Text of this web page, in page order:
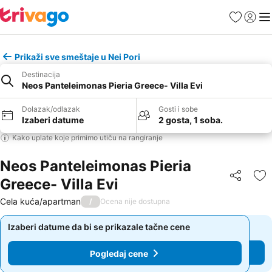
FavoritiPrijavi
Prikaži sve smeštaje u Nei Pori
Destinacija
Neos Panteleimonas Pieria Greece- Villa Evi
Dolazak/odlazak
Izaberi datume
Gosti i sobe
2 gosta, 1 soba.
Kako uplate koje primimo utiču na rangiranje
Neos Panteleimonas Pieria
Greece- Villa Evi
Deli
Cela kuća/apartman / Ocena nije dostupna
Izaberi datume da bi se prikazale tačne cene
Pogledaj cene
Izaberi datume da bi se prikazale tačne cene
Pogledaj cene